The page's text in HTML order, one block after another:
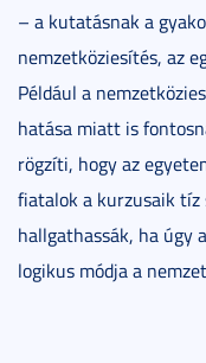
– a kutatásnak a
nemzetköziesítés, az
Például a
hatása miatt is
rögzíti, hogy az
fiatalok a kurzusaik tíz
hallgathassák, ha úgy
logikus módja a